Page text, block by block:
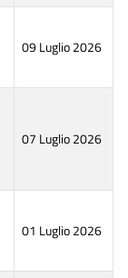
09 Luglio 2026
07 Luglio 2026
01 Luglio 2026